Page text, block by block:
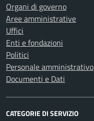
Organi di governo
Aree amministrative
Uffici
Enti e fondazioni
Politici
Personale amministrativo
Documenti e Dati
CATEGORIE DI SERVIZIO